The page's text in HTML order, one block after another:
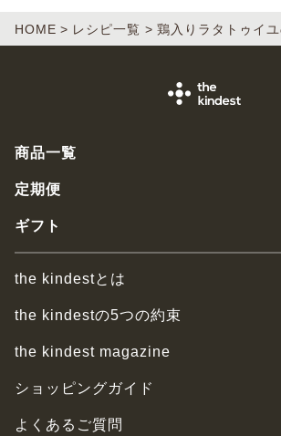
HOME レシピ一覧 鶏入りラタトゥイ
商品一覧
定期便
ギフト
the kindestとは
the kindestの5つの約束
the kindest magazine
ショッピングガイド
よくあるご質問